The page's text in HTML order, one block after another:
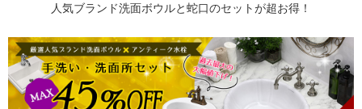
人気ブランド洗面ボウルと蛇口のセットが超お得！